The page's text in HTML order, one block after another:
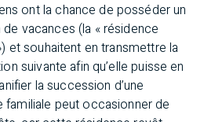
ont la chance de posséder un
vacances (la « résidence
et souhaitent en transmettre la
suivante afin qu’elle puisse en
la succession d’une
peut occasionner de